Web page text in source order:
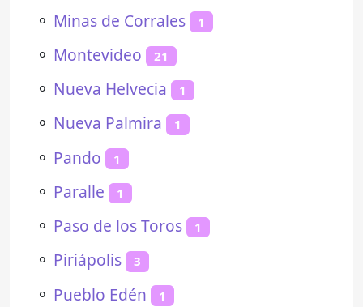
⚬ Minas de Corrales 1
⚬ Montevideo 21
⚬ Nueva Helvecia 1
⚬ Nueva Palmira 1
⚬ Pando 1
⚬ Paralle 1
⚬ Paso de los Toros 1
⚬ Piriápolis 3
⚬ Pueblo Edén 1